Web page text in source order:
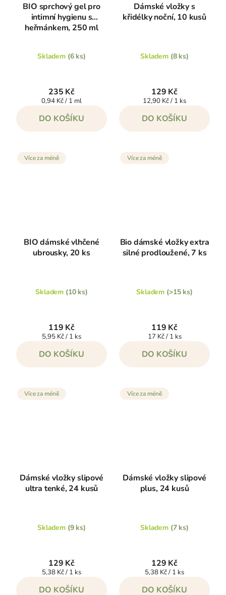
BIO sprchový gel pro
intimní hygienu s
heřmánkem, 250 ml
Skladem (6 ks)
235 Kč
Měrná
0,94 Kč / 1 ml
DO KOŠÍKU
Dámské vložky s
křidélky noční, 10 kusů
Skladem (8 ks)
129 Kč
Měrná
12,90 Kč / 1 ks
DO KOŠÍKU
Více za méně
BIO dámské vlhčené
ubrousky, 20 ks
Skladem (10 ks)
119 Kč
Měrná
5,95 Kč / 1 ks
DO KOŠÍKU
Více za méně
Bio dámské vložky extra
silné prodloužené, 7 ks
Skladem (>15 ks)
119 Kč
Měrná
17 Kč / 1 ks
DO KOŠÍKU
Více za méně
Dámské vložky slipové
ultra tenké, 24 kusů
Skladem (9 ks)
129 Kč
Měrná
5,38 Kč / 1 ks
DO KOŠÍKU
Více za méně
Dámské vložky slipové
plus, 24 kusů
Skladem (7 ks)
129 Kč
Měrná
5,38 Kč / 1 ks
DO KOŠÍKU